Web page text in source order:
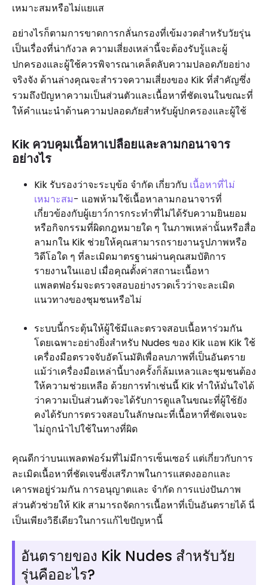
เหมาะสมหรือไม่แยแส
อย่างไรก็ตามการขาดการกลั่นกรองที่เข้มงวดสำหรับวัยรุ่น
เป็นเรื่องที่น่ากังวล ความเสี่ยงเหล่านี้จะต้องรับรู้และผู้
ปกครองและผู้ใช้ควรพิจารณาเคล็ดลับความปลอดภัยอย่าง
จริงจัง ด้านล่างคุณจะสำรวจความเสี่ยงของ Kik ที่สำคัญซึ่ง
รวมถึงปัญหาความเป็นส่วนตัวและเนื้อหาที่ชัดเจนในขณะที่
ให้คำแนะนำด้านความปลอดภัยสำหรับผู้ปกครองและผู้ใช้
Kik ควบคุมเนื้อหาเปลือยและลามกอนาจาร
อย่างไร
Kik รับรองว่าจะระบุข้อ จำกัด เกี่ยวกับ เนื้อหาที่ไม่
เหมาะสม- แอพห้ามใช้เนื้อหาลามกอนาจารที่
เกี่ยวข้องกับผู้เยาว์การกระทำที่ไม่ได้รับความยินยอม
หรือกิจกรรมที่ผิดกฎหมายใด ๆ ในภาพเหล่านั้นหรือสื่อ
ลามกใน Kik ช่วยให้คุณสามารถรายงานรูปภาพหรือ
วิดีโอใด ๆ ที่ละเมิดมาตรฐานผ่านคุณสมบัติการ
รายงานในแอป เมื่อคุณตั้งค่าสถานะเนื้อหา
แพลตฟอร์มจะตรวจสอบอย่างรวดเร็วว่าจะละเมิด
แนวทางของชุมชนหรือไม่
ระบบนี้กระตุ้นให้ผู้ใช้มีและตรวจสอบเนื้อหาร่วมกัน
โดยเฉพาะอย่างยิ่งสำหรับ Nudes ของ Kik แอพ Kik ใช้
เครื่องมือตรวจจับอัตโนมัติเพื่อลบภาพที่เป็นอันตราย
แม้ว่าเครื่องมือเหล่านี้บางครั้งก็ล้มเหลวและชุมชนต้อง
ให้ความช่วยเหลือ ด้วยการทำเช่นนี้ Kik ทำให้มั่นใจได้
ว่าความเป็นส่วนตัวจะได้รับการดูแลในขณะที่ผู้ใช้ยัง
คงได้รับการตรวจสอบในลักษณะที่เนื้อหาที่ชัดเจนจะ
ไม่ถูกนำไปใช้ในทางที่ผิด
คุณดีกว่าบนแพลตฟอร์มที่ไม่มีการเซ็นเซอร์ แต่เกี่ยวกับการ
ละเมิดเนื้อหาที่ชัดเจนซึ่งเสรีภาพในการแสดงออกและ
เคารพอยู่ร่วมกัน การอนุญาตและ จำกัด การแบ่งปันภาพ
ส่วนตัวช่วยให้ Kik สามารถจัดการเนื้อหาที่เป็นอันตรายได้ นี่
เป็นเพียงวิธีเดียวในการแก้ไขปัญหานี้
อันตรายของ Kik Nudes สำหรับวัย
รุ่นคืออะไร?